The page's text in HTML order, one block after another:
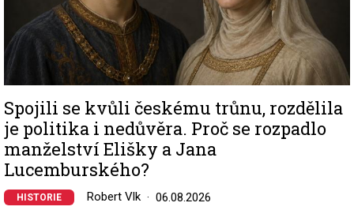
Spojili se kvůli českému trůnu, rozdělila
je politika i nedůvěra. Proč se rozpadlo
manželství Elišky a Jana
Lucemburského?
HISTORIE Robert Vlk 06.08.2026